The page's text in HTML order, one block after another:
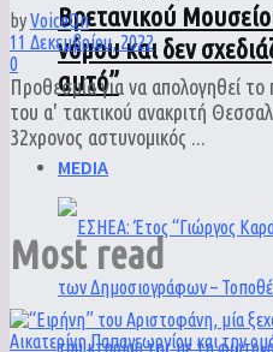
Βρετανικού
νόμου και δεν
αυτό”
MEDIA
byVoiceOn
11 Δεκεμβρίου, 2022
0
Προθεσμία για να απολογηθεί
του α' τακτικού ανακριτή
32χρονος αστυνομικός ...
Most read